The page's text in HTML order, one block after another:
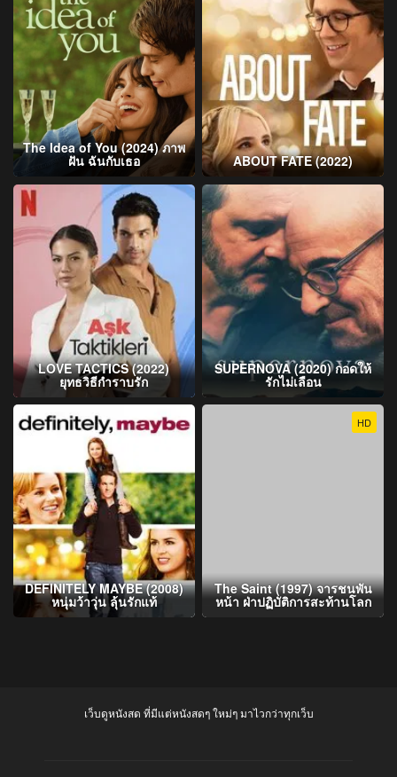
The Idea of You (2024) ภาพ
ฝัน ฉันกับเธอ ABOUT FATE (2022)
LOVE TACTICS (2022)
ยุทธวิธีกำราบรัก
SUPERNOVA (2020) กอดให้
รักไม่เลือน
DEFINITELY MAYBE (2008)
หนุ่มว้าวุ่น ลุ้นรักแท้
HD
The Saint (1997) จารชนพัน
หน้า ฝ่าปฏิบัติการสะท้านโลก
เว็บดูหนังสด ที่มีแต่หนังสดๆ ใหม่ๆ มาไวกว่าทุกเว็บ